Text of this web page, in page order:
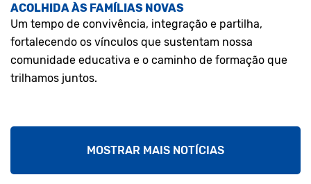
ACOLHIDA ÀS FAMÍLIAS NOVAS
Um tempo de convivência, integração e partilha,
fortalecendo os vínculos que sustentam nossa
comunidade educativa e o caminho de formação que
trilhamos juntos.
MOSTRAR MAIS NOTÍCIAS